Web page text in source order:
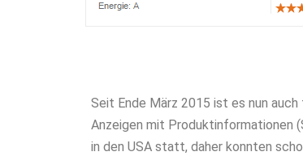
Seit Ende März 2015 ist es nun
Anzeigen mit Produktinformationen
in den USA statt, daher konnten